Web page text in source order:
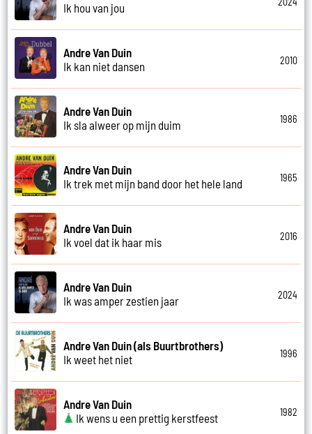
Ik hou van jou
Andre Van Duin
Ik kan niet dansen
2010
Andre Van Duin
Ik sla alweer op mijn duim
1986
Andre Van Duin
Ik trek met mijn band door het hele land
1965
Andre Van Duin
Ik voel dat ik haar mis
2016
Andre Van Duin
Ik was amper zestien jaar
2024
Andre Van Duin (als Buurtbrothers)
Ik weet het niet
1996
Andre Van Duin
Ik wens u een prettig kerstfeest
1982